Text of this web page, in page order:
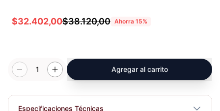
$32.402,00$38.120,00 Ahorra 15%
1 Agregar al carrito
Especificaciones Técnicas